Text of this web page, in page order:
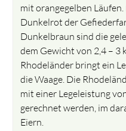
mit orangegelben
Dunkelrot der
Dunkelbraun sind die
dem Gewicht von 2,4 – 3
Rhodeländer bringt ein
die Waage. Die
mit einer Legeleistung
gerechnet werden, im
Eiern.